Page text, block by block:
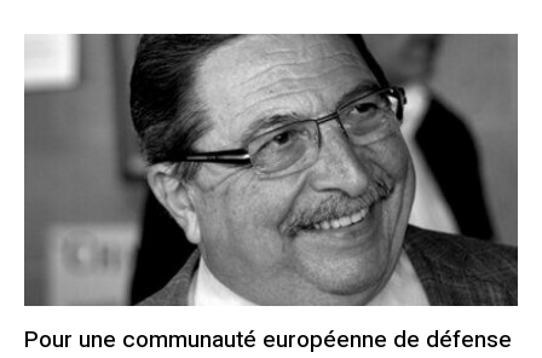
Pour une communauté européenne de défense